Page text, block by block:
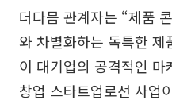
더다믐 관계자는 “제품
와 차별화하는 독특한
이 대기업의 공격적인
창업 스타트업로선 사업